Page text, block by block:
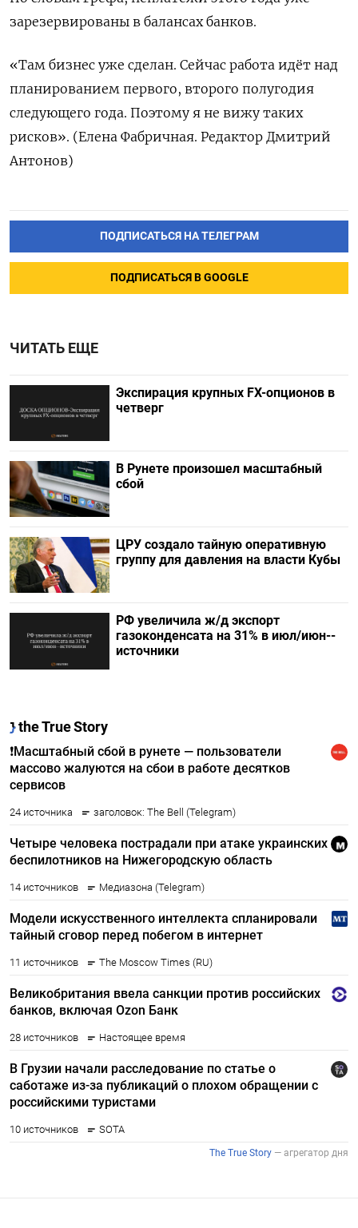
зарезервированы в балансах банков.
«Там бизнес уже сделан. Сейчас работа идёт над
планированием первого, второго полугодия
следующего года. Поэтому я не вижу таких
рисков». (Елена Фабричная. Редактор Дмитрий
Антонов)
ПОДПИСАТЬСЯ НА ТЕЛЕГРАМ
ПОДПИСАТЬСЯ В GOOGLE
ЧИТАТЬ ЕЩЕ
Экспирация крупных FX-опционов в
четверг
В Рунете произошел масштабный
сбой
ЦРУ создало тайную оперативную
группу для давления на власти Кубы
РФ увеличила ж/д экспорт
газоконденсата на 31% в июл/июн--
источники